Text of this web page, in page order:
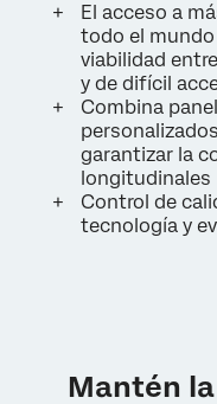
El acceso a
todo el
viabilidad
y de difícil
Combina
garantizar la
longitudinales
Control de
tecnología y
Mantén